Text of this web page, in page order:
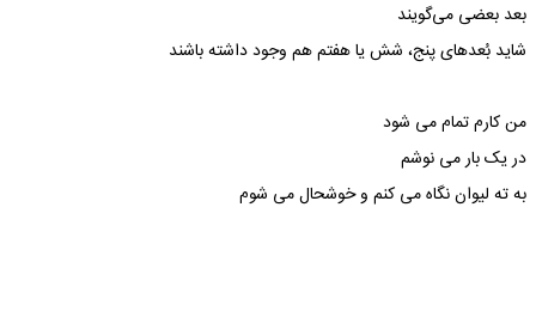
بعد بعضی می‌گویند
شاید بُعدهای پنج، شش یا هفتم هم وجود داشته باشند
من کارم تمام می شود
در یک بار می نوشم
به ته لیوان نگاه می کنم و خوشحال می شوم